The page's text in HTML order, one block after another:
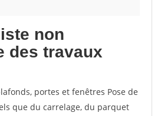
non
des travaux
portes et fenêtres Pose de
que du carrelage, du parquet